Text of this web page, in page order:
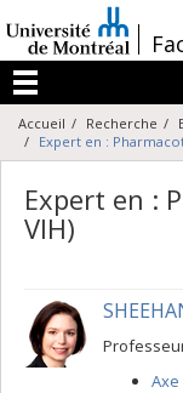
au
contenu
/
Menu
Accueil Recherche
Expert en :
Expert en :
VIH)